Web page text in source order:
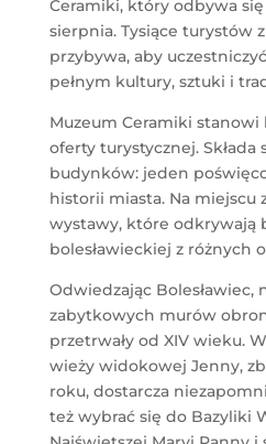
Ceramiki, który odbywa
sierpnia. Tysiące turystów
przybywa, aby
pełnym kultury, sztuki i
Muzeum Ceramiki
oferty turystycznej. Składa
budynków: jeden
historii miasta. Na miejscu
wystawy, które odkrywają
bolesławieckiej z różnych
Odwiedzając Bolesławiec,
zabytkowych murów
przetrwały od XIV wieku.
wieży widokowej Jenny,
roku, dostarcza
też wybrać się do Bazyliki